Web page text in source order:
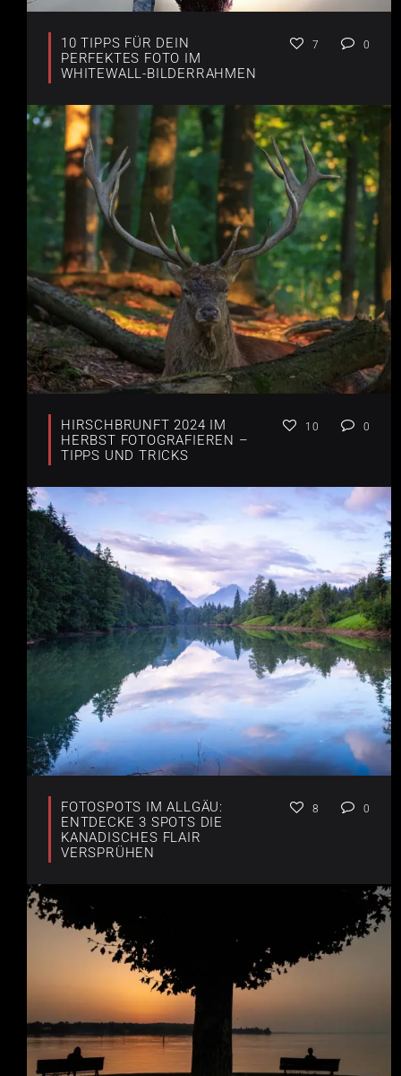
10 TIPPS FÜR DEIN
PERFEKTES FOTO IM
WHITEWALL-BILDERRAHMEN
7 0
HIRSCHBRUNFT 2024 IM
HERBST FOTOGRAFIEREN –
TIPPS UND TRICKS
10 0
FOTOSPOTS IM ALLGÄU:
ENTDECKE 3 SPOTS DIE
KANADISCHES FLAIR
VERSPRÜHEN
8 0